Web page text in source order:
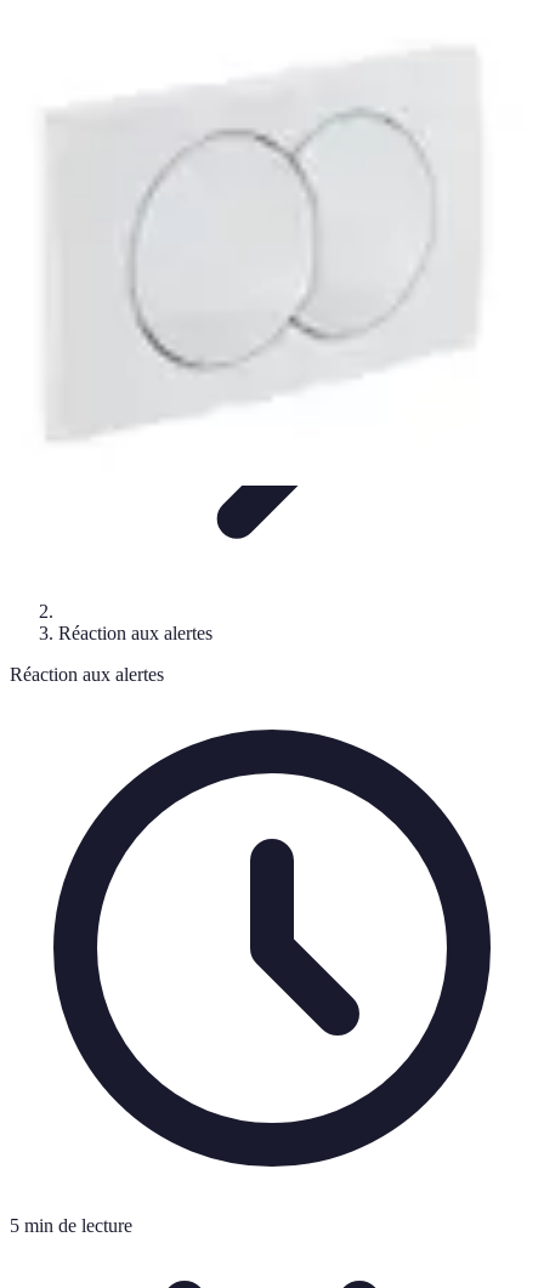
Réaction aux alarmes
Réaction aux alertes
Réaction aux alertes
5 min de lecture